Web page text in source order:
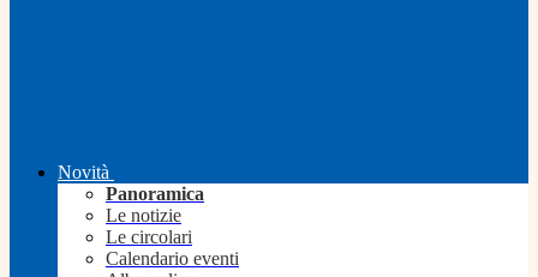
Novità
Panoramica
Le notizie
Le circolari
Calendario eventi